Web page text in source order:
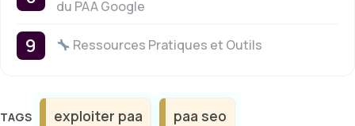
du PAA Google
Ressources Pratiques et Outils
Étiquettes
exploiter paa paa seo